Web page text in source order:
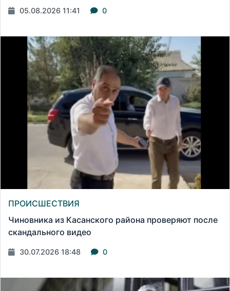
05.08.2026 11:41 0
ПРОИСШЕСТВИЯ
Чиновника из Касанского района проверяют после
скандального видео
30.07.2026 18:48 0